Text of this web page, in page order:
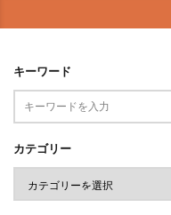
キーワード
カテゴリー